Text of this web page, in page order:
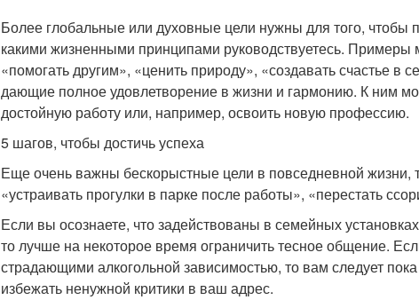
Более глобальные или духовные цели нужны для того, чтобы
какими жизненными принципами руководствуетесь.
«помогать другим», «ценить природу», «создавать счастье
дающие полное удовлетворение в жизни и гармонию. К ним
достойную работу или, например, освоить новую профессию.
5 шагов, чтобы достичь успеха
Еще очень важны бескорыстные цели в повседневной жизни,
«устраивать прогулки в парке после работы», «перестать
Если вы осознаете, что задействованы в семейных
то лучше на некоторое время ограничить тесное общение.
страдающими алкогольной зависимостью, то вам следует
избежать ненужной критики в ваш адрес.